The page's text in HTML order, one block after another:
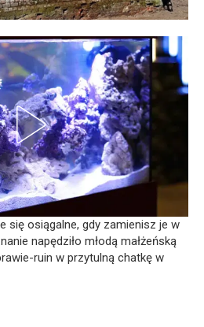
się osiągalne, gdy zamienisz je w
napędziło młodą małżeńską
ruin w przytulną chatkę w